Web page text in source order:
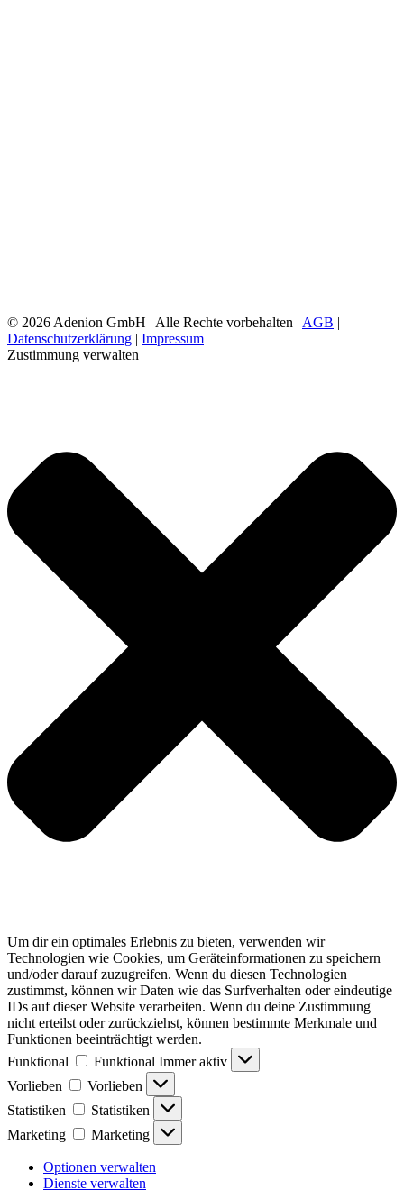
© 2026 Adenion GmbH | Alle Rechte vorbehalten | AGB
Datenschutzerklärung
Impressum
Zustimmung verwalten
Um dir ein optimales Erlebnis zu bieten, verwenden wir
Technologien wie Cookies, um Geräteinformationen zu speichern
und/oder darauf zuzugreifen. Wenn du diesen Technologien
zustimmst, können wir Daten wie das Surfverhalten oder eindeutige
IDs auf dieser Website verarbeiten. Wenn du deine Zustimmung
nicht erteilst oder zurückziehst, können bestimmte Merkmale und
Funktionen beeinträchtigt werden.
Funktional
Funktional Immer aktiv
Vorlieben
Vorlieben
Statistiken
Statistiken
Marketing
Marketing
Optionen verwalten
Dienste verwalten